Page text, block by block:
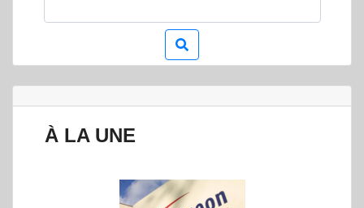
À LA UNE